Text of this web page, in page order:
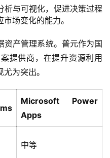
析与可视化，促进决策过程
场变化的能力。
资产管理系统。普元作为国
提供商，在提升资源利用
为突出。
Microsoft Power
Apps
中等